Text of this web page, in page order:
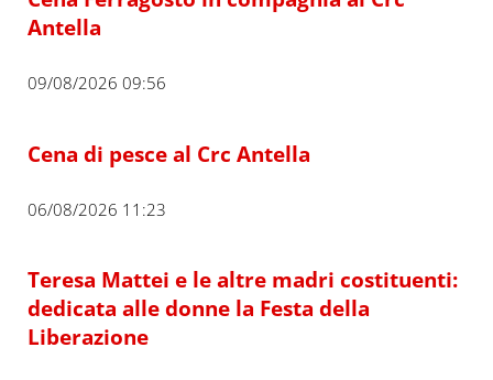
Antella
09/08/2026 09:56
Cena di pesce al Crc Antella
06/08/2026 11:23
Teresa Mattei e le altre madri costituenti:
dedicata alle donne la Festa della
Liberazione